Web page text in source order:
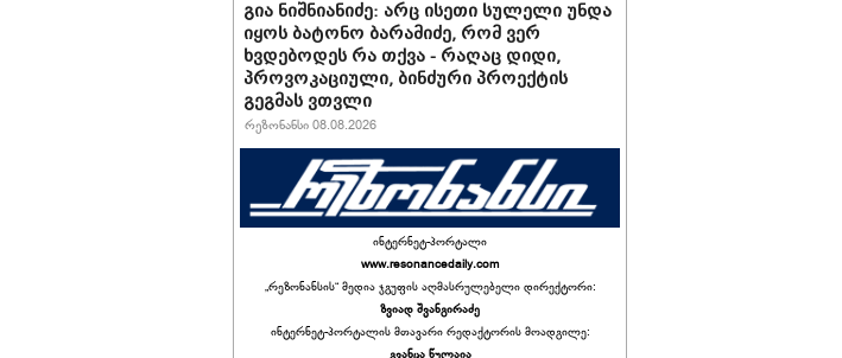
გია ნიშნიანიძე: არც ისეთი სულელი უნდა
იყოს ბატონო ბარამიძე, რომ ვერ
ხვდებოდეს რა თქვა - რაღაც დიდი,
პროვოკაციული, ბინძური პროექტის
გეგმას ვთვლი
რეზონანსი 08.08.2026
ინტერნეტ-პორტალი
www.resonancedaily.com
„რეზონანსის“ მედია ჯგუფის აღმასრულებელი დირექტორი:
ზვიად შვანგირაძე
ინტერნეტ-პორტალის მთავარი რედაქტორის მოადგილე:
გვანცა წულაია